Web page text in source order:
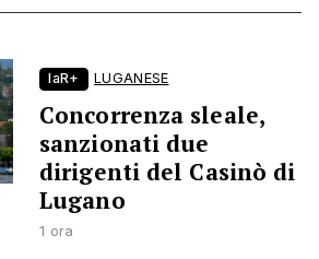
laR+ LUGANESE
Concorrenza sleale,
sanzionati due
dirigenti del Casinò di
Lugano
1 ora